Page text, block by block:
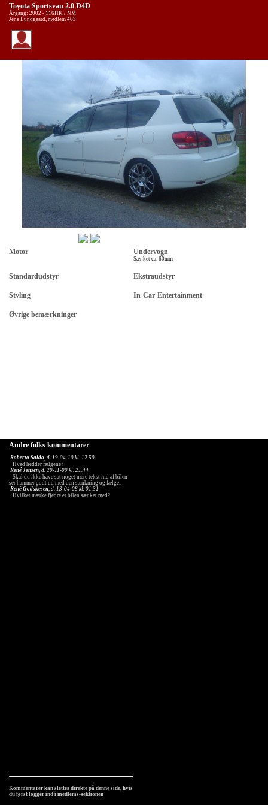
Toyota Sportsvan 2.0 D4D
Årgang: 2002 - 116HK / NM
Jens Lundgaard, medlem 463
Motor Undervogn
Sænket ca. 60mm
Standardudstyr Ekstraudstyr
Styling In-Car-Entertainment
Øvrige bemærkninger
Andre folks kommentarer
Roberto Saldo, d. 19-04-10 kl. 12.50
Hvad hedder fælgene?
René Jensen, d. 20-11-09 kl. 21.44
Skal du ikke have sat noget mere tekst ind af bilen
ser hammer godt ud med den sænkning og fælge..
René Godskesen, d. 13-04-08 kl. 01.31
Hvilket mærke fjedre er bilen sænket med?
Kommentarer kan slettes direkte på denne side, hvis
du først logger ind i medlems-sektionen